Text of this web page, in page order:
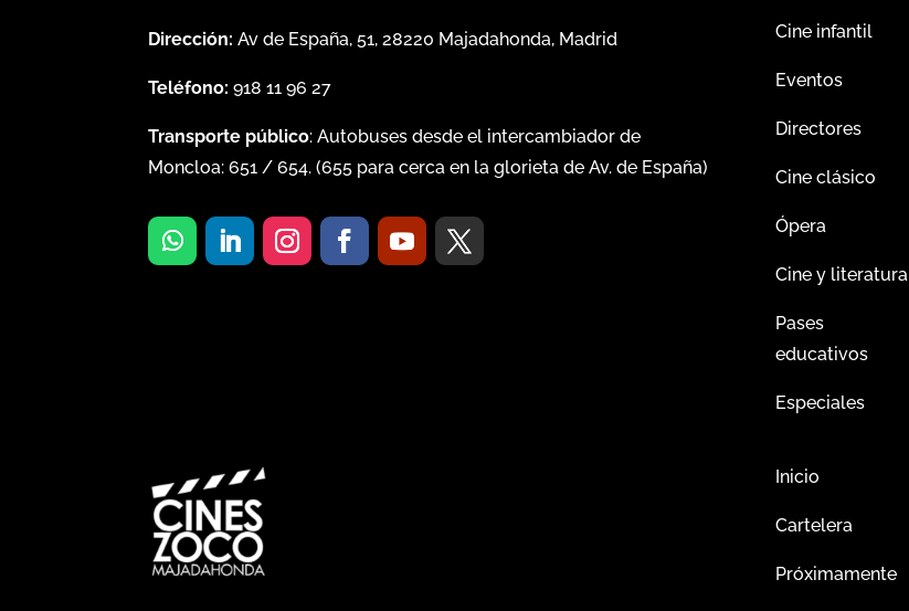
Dirección: Av de España, 51, 28220 Majadahonda, Madrid
Teléfono: 918 11 96 27
Transporte público: Autobuses desde el intercambiador de
Moncloa:651 /654. (655 para cerca en la glorieta de Av. de España)
Cine infantil
Eventos
Directores
Cine clásico
Ópera
Cine y literatura
Pases
educativos
Especiales
Inicio
Cartelera
Próximamente